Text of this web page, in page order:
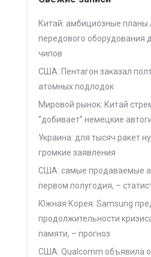
Китай: амбициозные планы
передового оборудования
чипов
США: Пентагон заказал
атомных подлодок
Мировой рынок: Китай
“добивает” немецкие
Украина: для тысяч ракет
громкие заявления
США: самые продаваемые
первом полугодия, –
Южная Корея: Samsung
продолжительности
памяти, – прогноз
США: Qualcomm объявила